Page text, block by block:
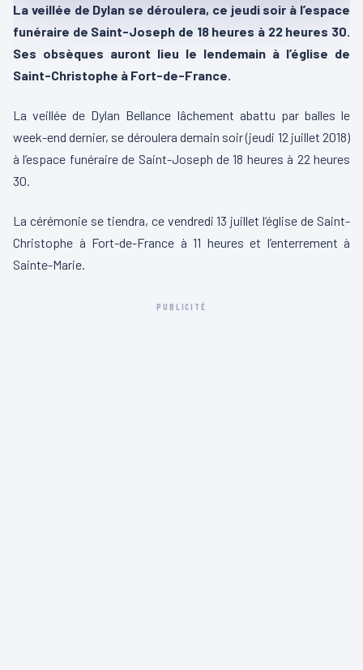
La veillée de Dylan se déroulera, ce jeudi soir à l’espace
funéraire de Saint-Joseph de 18 heures à 22 heures 30.
Ses obsèques auront lieu le lendemain à l’église de
Saint-Christophe à Fort-de-France.
La veillée de Dylan Bellance lâchement abattu par balles le
week-end dernier, se déroulera demain soir (jeudi 12 juillet 2018)
à l’espace funéraire de Saint-Joseph de 18 heures à 22 heures
30.
La cérémonie se tiendra, ce vendredi 13 juillet l’église de Saint-
Christophe à Fort-de-France à 11 heures et l’enterrement à
Sainte-Marie.
PUBLICITÉ